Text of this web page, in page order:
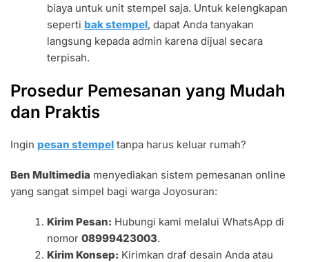
biaya untuk unit stempel saja. Untuk kelengkapan
sepertibak stempel, dapat Anda tanyakan
langsung kepada admin karena dijual secara
terpisah.
Prosedur Pemesanan yang Mudah
dan Praktis
Ingin pesan stempel tanpa harus keluar rumah?
Ben Multimedia menyediakan sistem pemesanan online
yang sangat simpel bagi warga Joyosuran:
Kirim Pesan: Hubungi kami melalui WhatsApp di
nomor08999423003.
Kirim Konsep: Kirimkan draf desain Anda atau